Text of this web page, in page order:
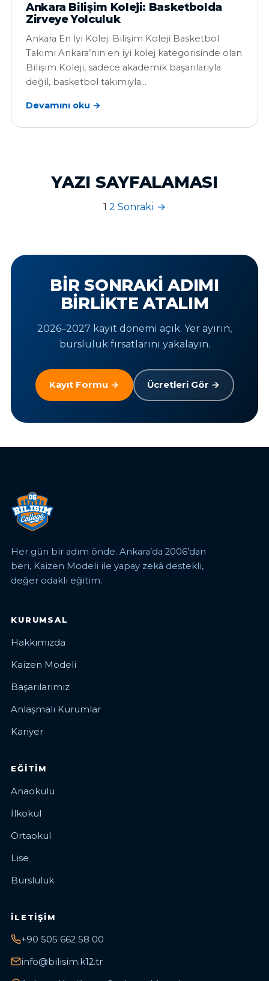
Ankara Bilişim Koleji: Basketbolda
Zirveye Yolculuk
Ankara En İyi Kolej: Bilişim Koleji Basketbol
Takımı Ankara’nın en iyi kolej kategorisinde olan
Bilişim Koleji, sadece akademik başarılarıyla
değil, basketbol takımıyla…
Devamını oku →
YAZI SAYFALAMASI
1 2 Sonraki →
BIR SONRAKI ADIMI
BIRLIKTE ATALIM
2026–2027 kayıt dönemi açık. Yer ayırın,
bursluluk fırsatlarını yakalayın.
Kayıt Formu → Ücretleri Gör →
Her gün bir adım önde. Ankara’da 2006’dan
beri, Kaizen Modeli ile yapay zekâ destekli,
değer odaklı eğitim.
KURUMSAL
Hakkımızda
Kaizen Modeli
Başarılarımız
Anlaşmalı Kurumlar
Kariyer
EĞITIM
Anaokulu
İlkokul
Ortaokul
Lise
Bursluluk
İLETIŞIM
+90 505 662 58 00
info@bilisim.k12.tr